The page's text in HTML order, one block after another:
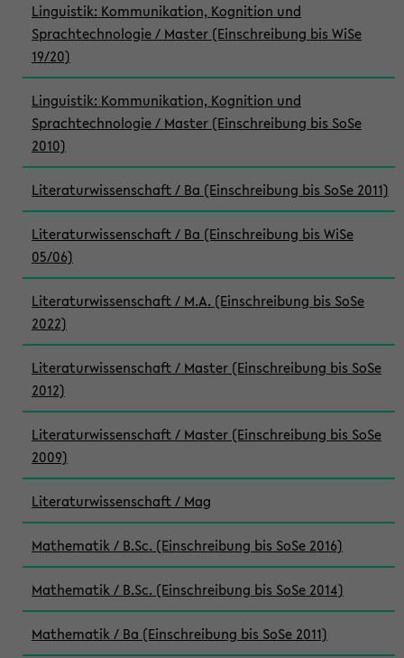
Linguistik: Kommunikation, Kognition und
Sprachtechnologie / Master (Einschreibung bis WiSe
19/20)
Linguistik: Kommunikation, Kognition und
Sprachtechnologie / Master (Einschreibung bis SoSe
2010)
Literaturwissenschaft / Ba (Einschreibung bis SoSe 2011)
Literaturwissenschaft / Ba (Einschreibung bis WiSe
05/06)
Literaturwissenschaft / M.A. (Einschreibung bis SoSe
2022)
Literaturwissenschaft / Master (Einschreibung bis SoSe
2012)
Literaturwissenschaft / Master (Einschreibung bis SoSe
2009)
Literaturwissenschaft / Mag
Mathematik / B.Sc. (Einschreibung bis SoSe 2016)
Mathematik / B.Sc. (Einschreibung bis SoSe 2014)
Mathematik / Ba (Einschreibung bis SoSe 2011)